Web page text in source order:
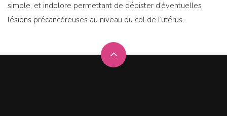
simple, et indolore permettant de dépister d’éventuelles
lésions précancéreuses au niveau du col de l’utérus.